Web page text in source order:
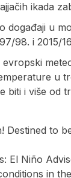
ikada
događaji u
98. i 2015/
evropski
u
biti i više od
Destined to
El Niño
in